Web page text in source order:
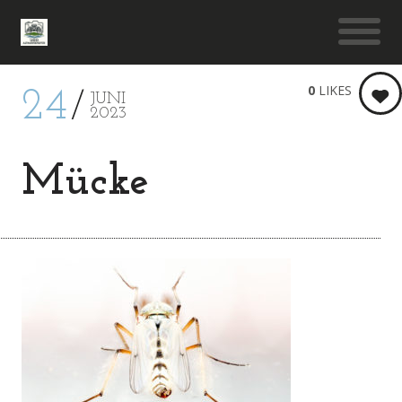
24
JUNI
2023
Mücke
0 LIKES